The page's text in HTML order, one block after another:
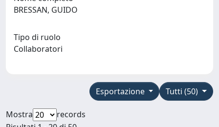
BRESSAN, GUIDO
Tipo di ruolo
Collaboratori
Tutti (50)
Esportazione
Mostra
records